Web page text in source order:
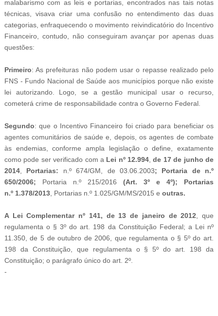
malabarismo com as leis e portarias, encontrados nas tais notas
técnicas, visava criar uma confusão no entendimento das duas
categorias, enfraquecendo o movimento reivindicatório do Incentivo
Financeiro, contudo, não conseguiram avançar por apenas duas
questões:
Primeiro: As prefeituras não podem usar o repasse realizado pelo
FNS - Fundo Nacional de Saúde aos municípios porque não existe
lei autorizando. Logo, se a gestão municipal usar o recurso,
cometerá crime de responsabilidade contra o Governo Federal.
Segundo: que o Incentivo Financeiro foi criado para beneficiar os
agentes comunitários de saúde e, depois, os agentes de combate
às endemias, conforme ampla legislação o define, exatamente
como pode ser verificado com a Lei nº 12.994 ,de 17 de junho de
2014, Portarias: n.º 674/GM, de 03.06.2003; Portaria de n.º
650/2006; Portaria n.º 215/2016 (Art. 3º e 4º); Portarias
n.º 1.378/2013, Portarias n.º 1.025/GM/MS/2015 e outras.
A Lei Complementar nº 141, de 13 de janeiro de 2012 , que
regulamenta o § 3º do art. 198 da Constituição Federal; a Lei nº
11.350, de 5 de outubro de 2006, que regulamenta o § 5º do art.
198 da Constituição, que regulamenta o § 5º do art. 198 da
Constituição; o parágrafo único do art. 2º.
-